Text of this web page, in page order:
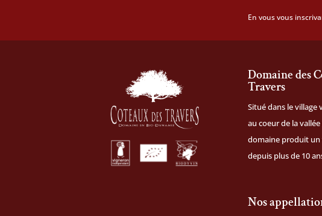
En vous vous
Domaine des
Travers
Situé dans le village
au coeur de la
domaine produit
depuis plus de 10
Nos